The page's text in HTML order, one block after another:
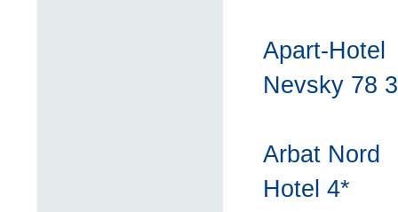
Apart-Hotel
Nevsky 78
Arbat Nord
Hotel 4*